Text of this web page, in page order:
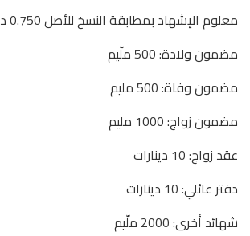
معلوم الإشهاد بمطابقة النسخ للأصل 0.750 د
مضمون ولادة: 500 ملّيم
مضمون وفاة: 500 مليم
مضمون زواج: 1000 مليم
عقد زواج: 10 دينارات
دفتر عائلي: 10 دينارات
شهائد أخرى: 2000 ملّيم